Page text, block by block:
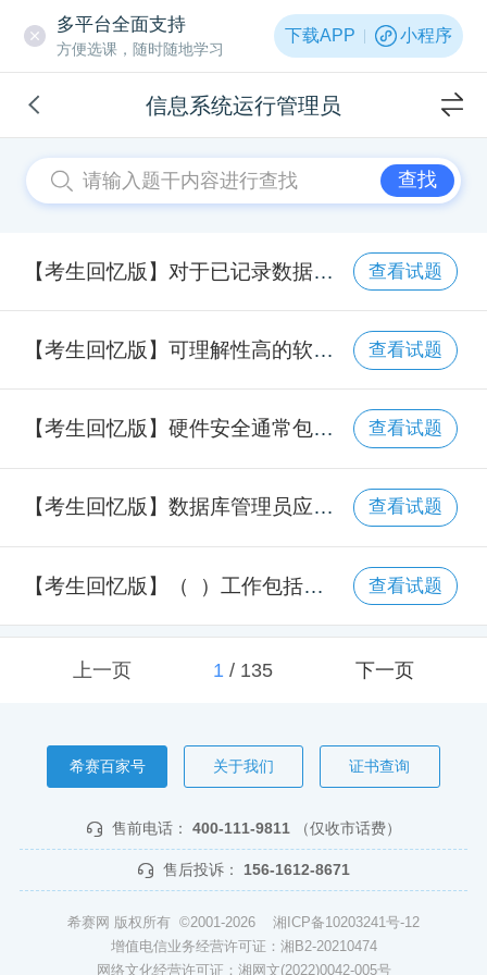
多平台全面支持
方便选课，随时随地学习
下载APP 小程序
信息系统运行管理员
查找
【考生回忆版】对于已记录数据的磁盘的机房湿度，满足要求的是：（ ）。 查看试题
【考生回忆版】可理解性高的软件系统一般应具备的特征包括：（ ）。①采用非模块化设计②编程风格多样③程序代码清晰④使用有意义的函数名⑤对输入数据进行完整性检查 查看试题
【考生回忆版】硬件安全通常包括环境安全、设备安全和介质安全。（ ）不属于环境安全要素。 查看试题
【考生回忆版】数据库管理员应当定期收集表的统计信息，检查表中数据及磁盘空间使用情况。如果发现大量未回收的空间，就需要对表进行（ ）。 查看试题
【考生回忆版】（ ）工作包括例行数据更新、统计分析、报表生成、数据的复制及保存。 查看试题
上一页 1/ 135 下一页
希赛百家号 关于我们 证书查询
售前电话： 400-111-9811 （仅收市话费）
售后投诉： 156-1612-8671
希赛网 版权所有 ©2001-2026 湘ICP备10203241号-12
增值电信业务经营许可证：湘B2-20210474
网络文化经营许可证：湘网文(2022)0042-005号